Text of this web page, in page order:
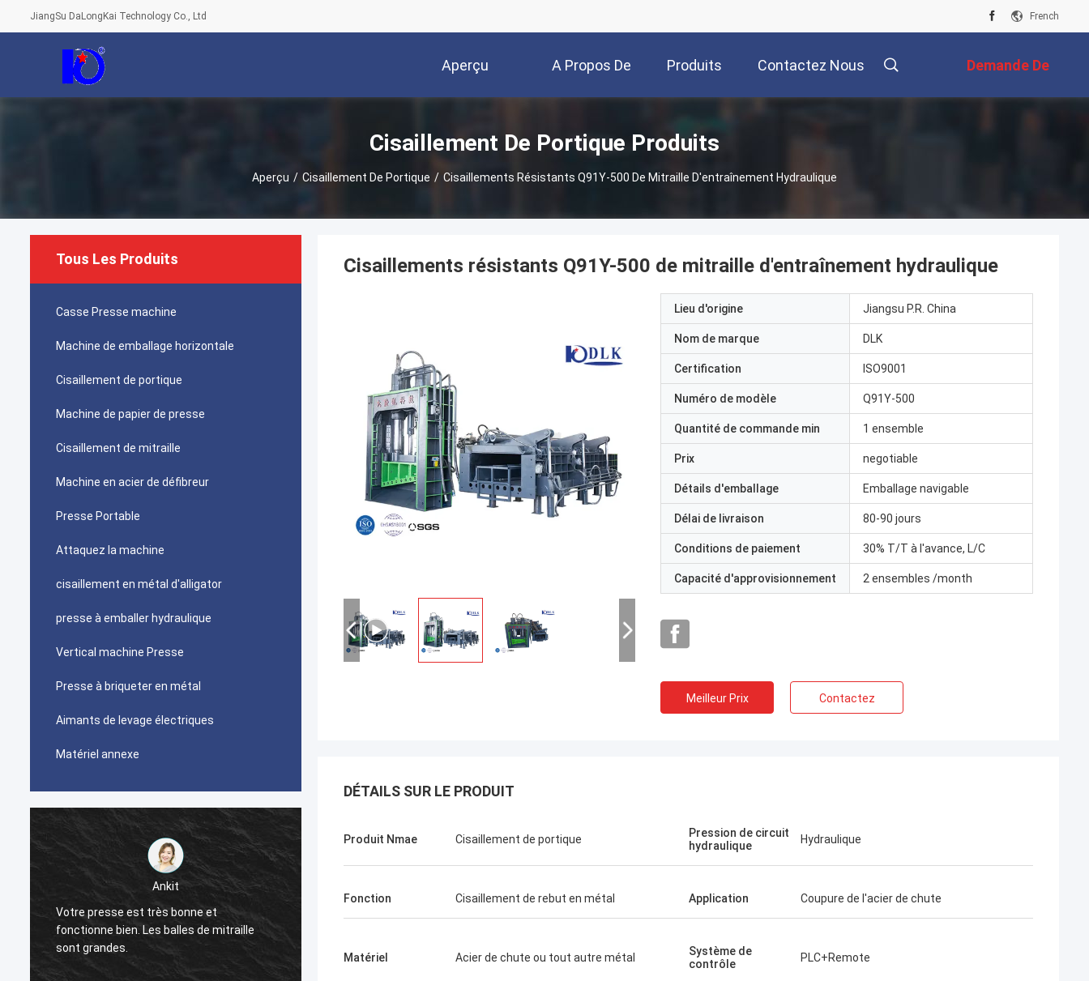
JiangSu DaLongKai Technology Co., Ltd French
Aperçu A Propos De Produits Contactez Nous Demande De
Soumission
Cisaillement De Portique Produits
Aperçu / Cisaillement De Portique / Cisaillements Résistants Q91Y-500 De Mitraille D'entraînement Hydraulique
Tous Les Produits
Casse Presse machine
Machine de emballage horizontale
Cisaillement de portique
Machine de papier de presse
Cisaillement de mitraille
Machine en acier de défibreur
Presse Portable
Attaquez la machine
cisaillement en métal d'alligator
presse à emballer hydraulique
Vertical machine Presse
Presse à briqueter en métal
Aimants de levage électriques
Matériel annexe
Ankit
Votre presse est très bonne et
fonctionne bien. Les balles de mitraille
sont grandes.
Manu
La machine de presse fonctionne très
bien.
Cisaillements résistants Q91Y-500 de mitraille d'entraînement hydraulique
Lieu d'origine Jiangsu P.R. China
Nom de marque DLK
Certification ISO9001
Numéro de modèle Q91Y-500
Quantité de commande min 1 ensemble
Prix negotiable
Détails d'emballage Emballage navigable
Délai de livraison 80-90 jours
Conditions de paiement 30% T/T à l'avance, L/C
Capacité d'approvisionnement 2 ensembles /month
Meilleur Prix Contactez
DÉTAILS SUR LE PRODUIT
Produit Nmae Cisaillement de portique
Pression de circuit
hydraulique
Hydraulique
Fonction Cisaillement de rebut en métal Application Coupure de l'acier de chute
Matériel Acier de chute ou tout autre métal
Système de
contrôle
PLC+Remote